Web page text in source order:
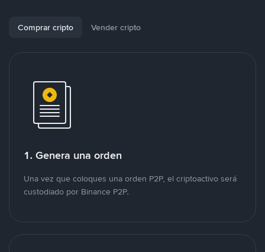
Comprar cripto Vender cripto
1. Genera una orden
Una vez que coloques una orden P2P, el criptoactivo será
custodiado por Binance P2P.